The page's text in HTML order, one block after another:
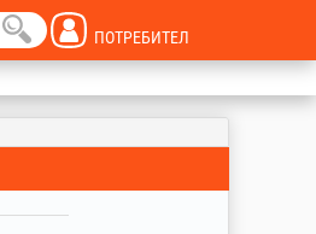
ПОТРЕБИТЕЛ